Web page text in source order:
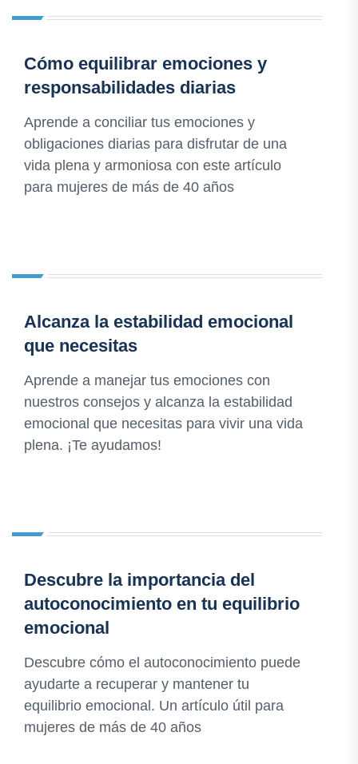
Cómo equilibrar emociones y
responsabilidades diarias
Aprende a conciliar tus emociones y
obligaciones diarias para disfrutar de una
vida plena y armoniosa con este artículo
para mujeres de más de 40 años
Alcanza la estabilidad emocional
que necesitas
Aprende a manejar tus emociones con
nuestros consejos y alcanza la estabilidad
emocional que necesitas para vivir una vida
plena. ¡Te ayudamos!
Descubre la importancia del
autoconocimiento en tu equilibrio
emocional
Descubre cómo el autoconocimiento puede
ayudarte a recuperar y mantener tu
equilibrio emocional. Un artículo útil para
mujeres de más de 40 años